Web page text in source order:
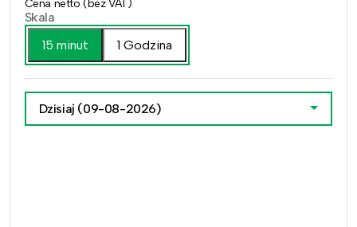
Cena netto (bez VAT)
Skala
15 minut
1 Godzina
Dzisiaj (09-08-2026)